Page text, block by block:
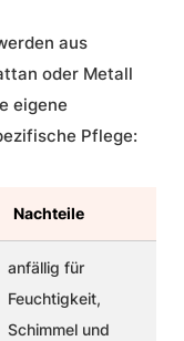
aus
oder Metall
eigene
Pflege:
Nachteile
anfällig für
Feuchtigkeit,
Schimmel und